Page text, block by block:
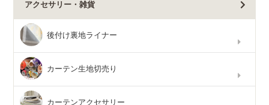
アクセサリー・雑貨
後付け裏地ライナー
カーテン生地切売り
カーテンアクセサリー